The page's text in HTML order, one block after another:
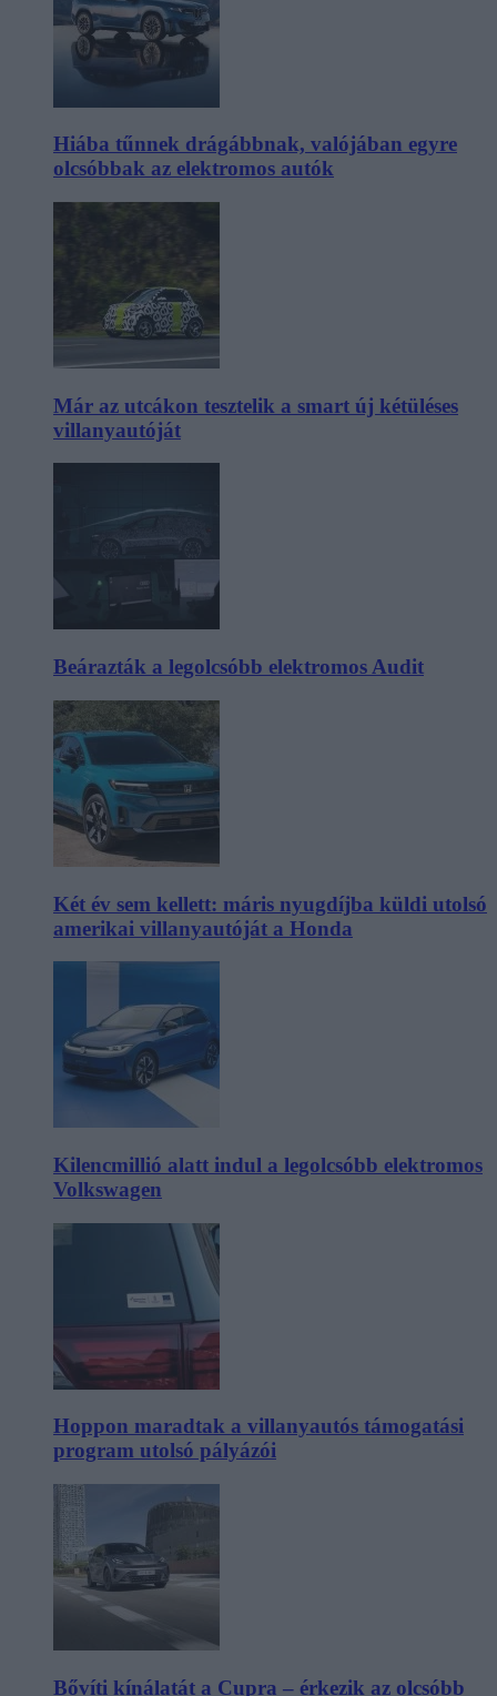
Hiába tűnnek drágábbnak, valójában egyre
olcsóbbak az elektromos autók
Már az utcákon tesztelik a smart új kétüléses
villanyautóját
Beárazták a legolcsóbb elektromos Audit
Két év sem kellett: máris nyugdíjba küldi utolsó
amerikai villanyautóját a Honda
Kilencmillió alatt indul a legolcsóbb elektromos
Volkswagen
Hoppon maradtak a villanyautós támogatási
program utolsó pályázói
Bővíti kínálatát a Cupra – érkezik az olcsóbb